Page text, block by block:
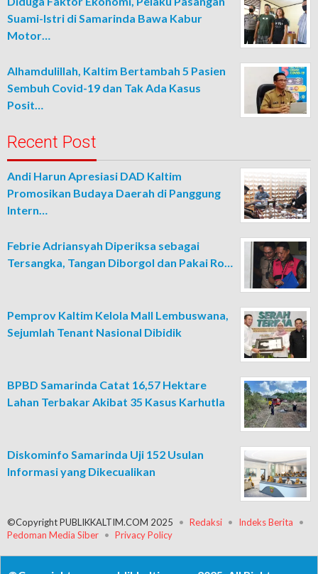
Suami-Istri di Samarinda Bawa Kabur
Motor…
Alhamdulillah, Kaltim Bertambah 5 Pasien
Sembuh Covid-19 dan Tak Ada Kasus
Posit…
Recent Post
Andi Harun Apresiasi DAD Kaltim
Promosikan Budaya Daerah di Panggung
Intern…
Febrie Adriansyah Diperiksa sebagai
Tersangka, Tangan Diborgol dan Pakai Ro…
Pemprov Kaltim Kelola Mall Lembuswana,
Sejumlah Tenant Nasional Dibidik
BPBD Samarinda Catat 16,57 Hektare
Lahan Terbakar Akibat 35 Kasus Karhutla
Diskominfo Samarinda Uji 152 Usulan
Informasi yang Dikecualikan
©Copyright PUBLIKKALTIM.COM 2025 Redaksi
Indeks Berita
Pedoman Media Siber
Privacy Policy